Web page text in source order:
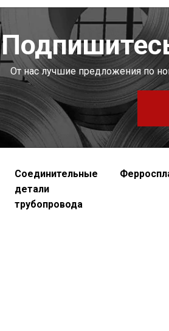
От нас лучшие предложения по
Соединительные
детали
трубопровода